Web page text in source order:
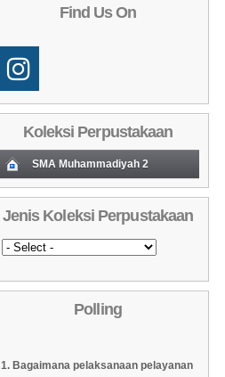
Find Us On
Koleksi Perpustakaan
SMA Muhammadiyah 2
02 Daftar Koleksi Baru (Tgl.Input)
03 Daftar Koleksi (Pengarang)
04 Daftar Koleksi (Judul)
Daftar Koleksi (Subyek)
Dipinjam
07 Daftar Koleksi (Klasifikasi/ddc)
Jenis Koleksi Perpustakaan
Polling
1. Bagaimana pelaksanaan pelayanan